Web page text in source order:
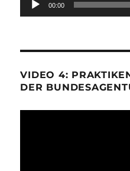
00:00
VIDEO 4:
DER